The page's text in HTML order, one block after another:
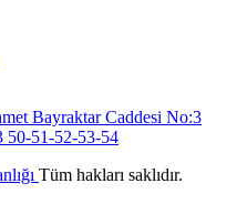
Bayraktar Caddesi No:3
50-51-52-53-54
Tüm hakları saklıdır.